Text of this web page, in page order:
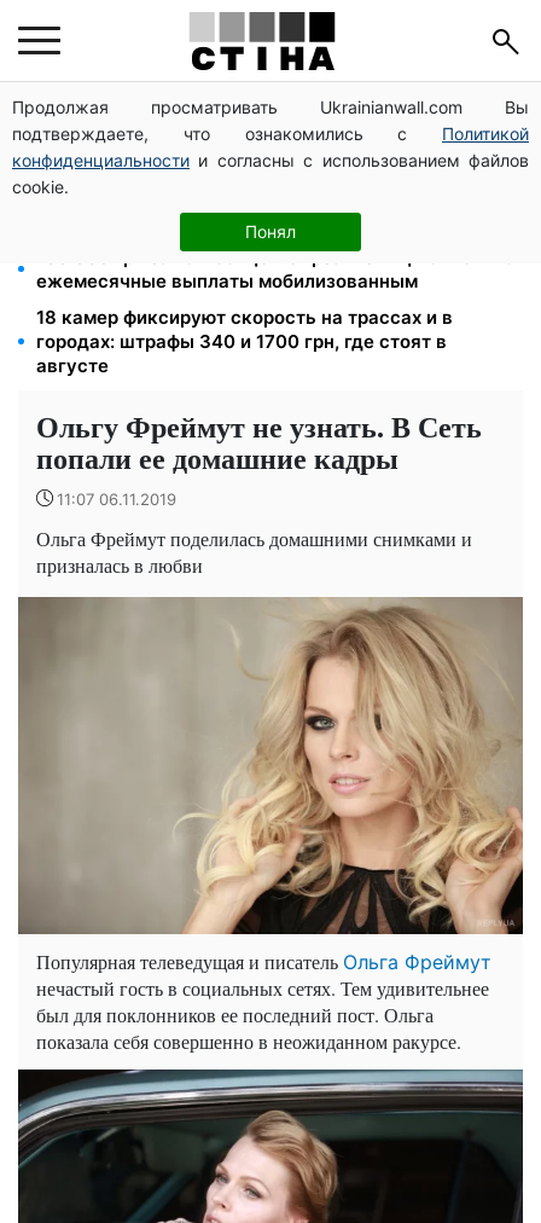
Продолжая просматривать Ukrainianwall.com Вы
подтверждаете, что ознакомились с Политикой
конфиденциальности и согласны с использованием файлов
cookie.
Понял
Освобожденные из плена бесплатно восстановят
водительское удостоверение: условия от МВД
Цифровизация дел и ВВК: юрист Танасийчук —
почему проверки ТЦК не работают без смены
100 000 грн за 18 месяцев: Укрзализныця отменила
ежемесячные выплаты мобилизованным
18 камер фиксируют скорость на трассах и в
городах: штрафы 340 и 1700 грн, где стоят в
августе
Ольгу Фреймут не узнать. В Сеть
попали ее домашние кадры
11:07 06.11.2019
Ольга Фреймут поделилась домашними снимками и
призналась в любви
Популярная телеведущая и писатель Ольга Фреймут
нечастый гость в социальных сетях. Тем удивительнее
был для поклонников ее последний пост. Ольга
показала себя совершенно в неожиданном ракурсе.